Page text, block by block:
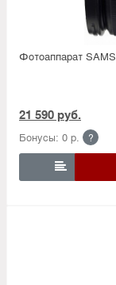
Фотоаппарат
21 590 руб.
Бонусы: 0 р. ?
